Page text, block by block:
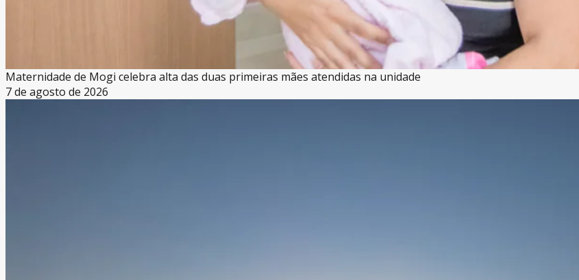
Maternidade de Mogi celebra alta das duas primeiras mães atendidas na unidade
7 de agosto de 2026